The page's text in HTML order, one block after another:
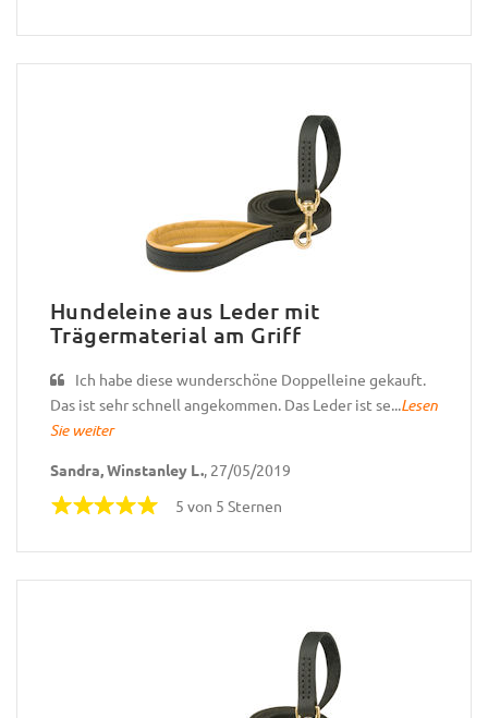
Hundeleine aus Leder mit
Trägermaterial am Griff
Ich habe diese wunderschöne Doppelleine gekauft.
Das ist sehr schnell angekommen. Das Leder ist se...Lesen
Sie weiter
Sandra, Winstanley L., 27/05/2019
5 von 5 Sternen